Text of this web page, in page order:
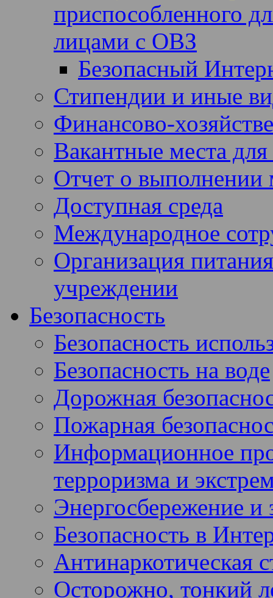
приспособленного
лицами с ОВЗ
Безопасный
Стипендии и иные
Финансово-
Вакантные места
Отчет о выполнении
Доступная среда
Международное
Организация
учреждении
Безопасность
Безопасность
Безопасность на воде
Дорожная
Пожарная
Информационное
терроризма и
Энергосбережение и
Безопасность в
Антинаркотическая
Осторожно, тонкий